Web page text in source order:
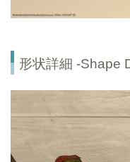
形状詳細 -Shape